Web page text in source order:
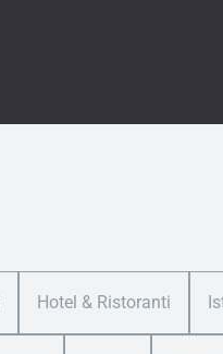
Hotel & Ristoranti